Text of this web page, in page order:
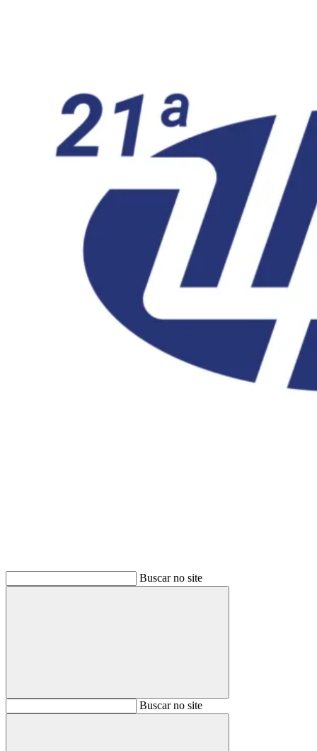
Buscar no site
BuscarBuscar no site